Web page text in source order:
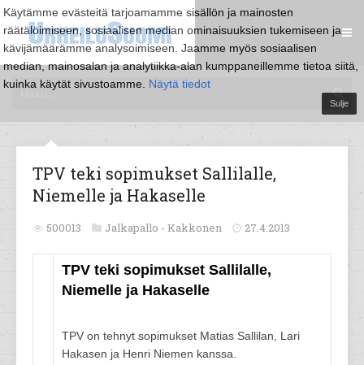
Käytämme evästeitä tarjoamamme sisällön ja mainosten
räätälöimiseen, sosiaalisen median ominaisuuksien tukemiseen ja
kävijämäärämme analysoimiseen. Jaamme myös sosiaalisen
median, mainosalan ja analytiikka-alan kumppaneillemme tietoa siitä,
kuinka käytät sivustoamme. Näytä tiedot
Sulje
TPV teki sopimukset Sallilalle,
Niemelle ja Hakaselle
500013 Jalkapallo - Kakkonen 27.4.2013
TPV teki sopimukset Sallilalle,
Niemelle ja Hakaselle
TPV on tehnyt sopimukset Matias Sallilan, Lari
Hakasen ja Henri Niemen kanssa.